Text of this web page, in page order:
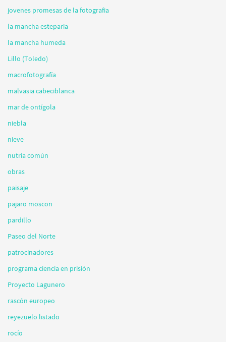
jovenes promesas de la fotografia
la mancha esteparia
la mancha humeda
Lillo (Toledo)
macrofotografía
malvasia cabeciblanca
mar de ontígola
niebla
nieve
nutria común
obras
paisaje
pajaro moscon
pardillo
Paseo del Norte
patrocinadores
programa ciencia en prisión
Proyecto Lagunero
rascón europeo
reyezuelo listado
rocío